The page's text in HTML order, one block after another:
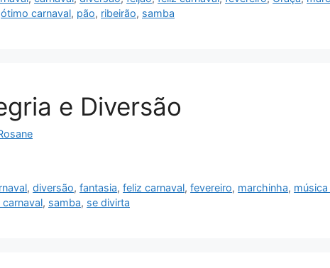
ótimo carnaval, pão, ribeirão, samba
e Diversão
,diversão,fantasia,feliz carnaval,fevereiro, marchinha,
, samba, se divirta